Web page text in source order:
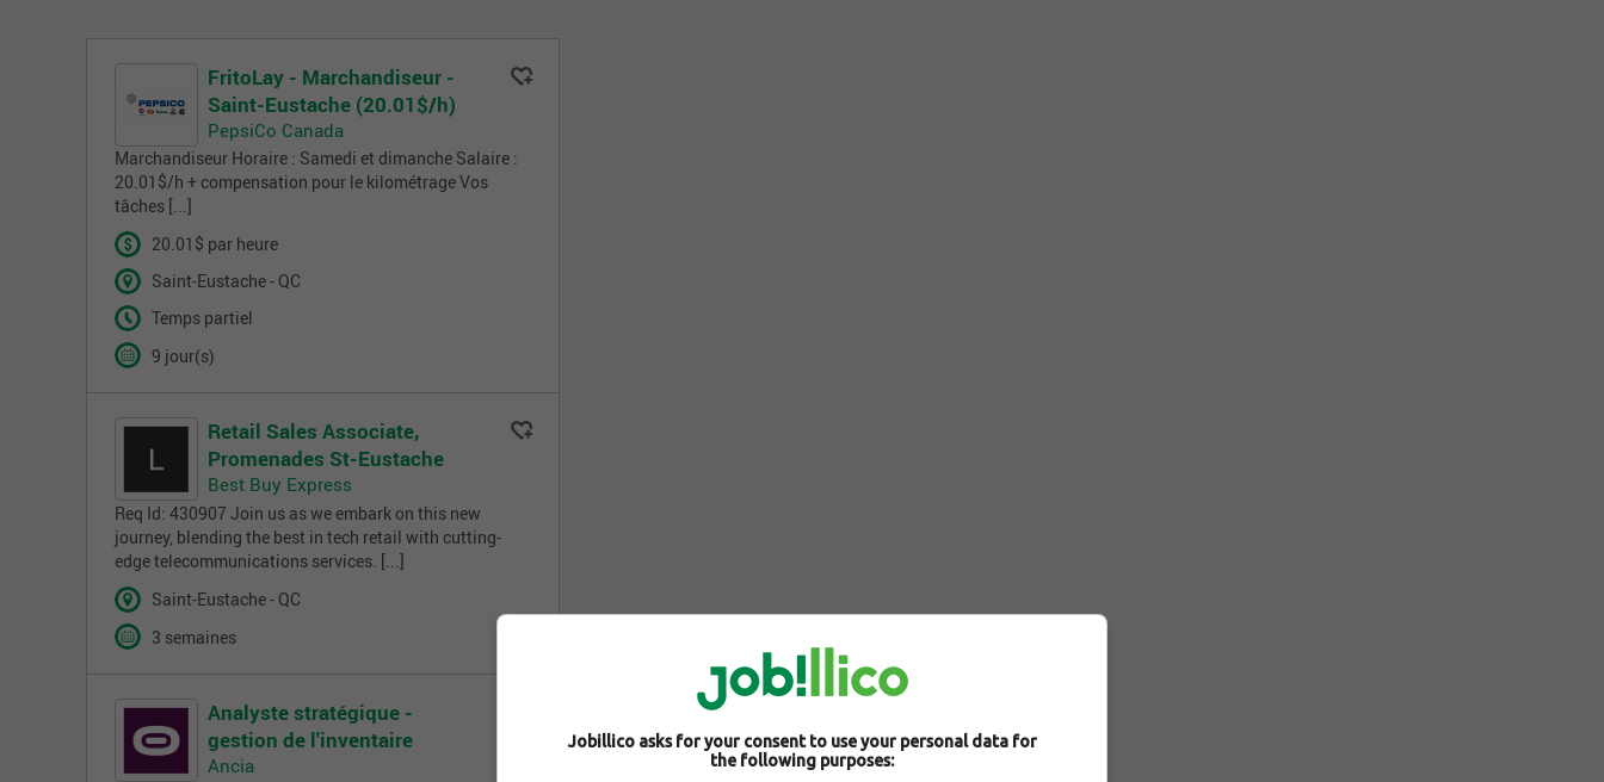
FritoLay - Marchandiseur -
Saint-Eustache (20.01$/h)
PepsiCo Canada
Marchandiseur Horaire : Samedi et dimanche Salaire :
20.01$/h + compensation pour le kilométrage Vos
tâches [...]
20.01$ par heure
Saint-Eustache - QC
Temps partiel
9 jour(s)
Retail Sales Associate,
Promenades St-Eustache
Best Buy Express
Req Id: 430907 Join us as we embark on this new
journey, blending the best in tech retail with cutting-
edge telecommunications services. [...]
Saint-Eustache - QC
3 semaines
Analyste stratégique -
gestion de l'inventaire
Ancia
Jobillico asks for your consent to use your personal data for
the following purposes: